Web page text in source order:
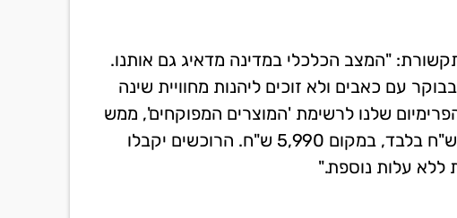
"המצב הכלכלי במדינה מדאיג גם אותנו.
עם כאבים ולא זוכים ליהנות מחוויית שינה
שלנו לרשימת 'המוצרים המפוקחים', ממש
כמו לחם וחלב ולמכור את ה-'דאבל קומפורט' ב-1690 ש"ח בלבד, במקום 5,990 ש"ח. הרוכשים יקבלו